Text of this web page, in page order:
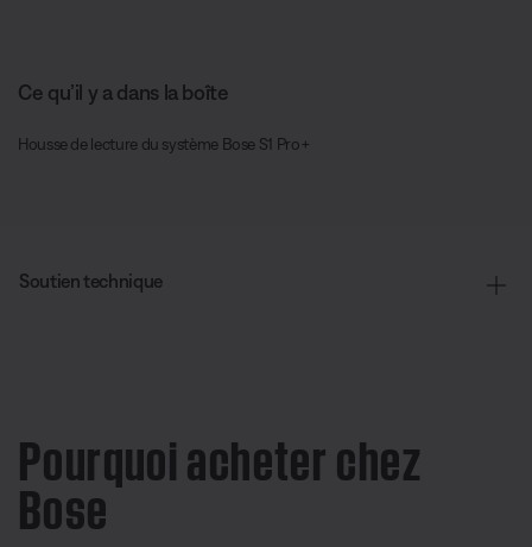
Ce qu’il y a dans la boîte
Housse de lecture du système Bose S1 Pro+
Soutien technique
Pourquoi acheter chez
Bose